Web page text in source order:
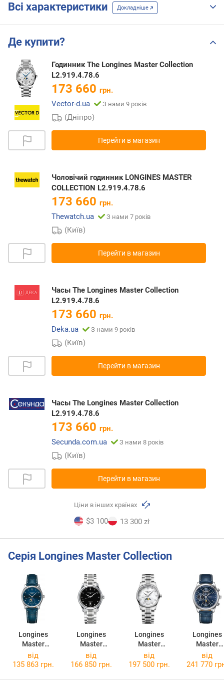
Всі характеристики Докладніше
Де купити?
Годинник The Longines Master Collection
L2.919.4.78.6
173 660 грн.
Vector-d.ua
З нами 9 років
(Дніпро)
Перейти в магазин
Чоловічий годинник LONGINES MASTER
COLLECTION L2.919.4.78.6
173 660 грн.
Thewatch.ua
З нами 7 років
(Київ)
Перейти в магазин
Часы The Longines Master Collection
L2.919.4.78.6
173 660 грн.
Deka.ua
З нами 9 років
(Київ)
Перейти в магазин
Часы The Longines Master Collection
L2.919.4.78.6
173 660 грн.
Secunda.com.ua
З нами 8 років
(Київ)
Перейти в магазин
Ціни в інших країнах
$3 100 13 300 zł
Серія Longines Master Collection
Longines
Master
Collection
L2.409.4.97.0
Longines
Master
Collection
L2.628.4.57.6
Longines
Master
Collection
L2.409.4.87.6
Longines
Master
Collection
від
135 863 грн.
від
166 850 грн.
від
197 500 грн.
від
241 770